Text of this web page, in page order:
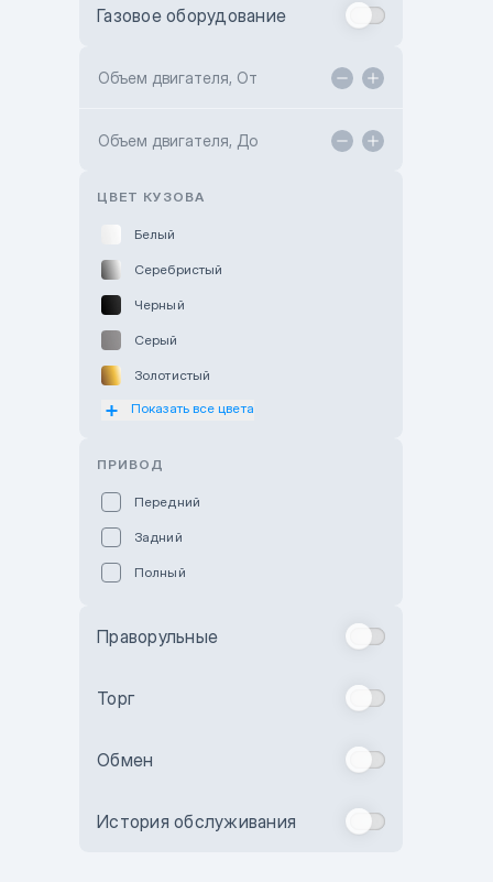
Toyota Kokshetau
Hyundai ShymCity
Газовое оборудование
Объем двигателя, От
Объем двигателя, До
ЦВЕТ КУЗОВА
Белый
Серебристый
Черный
Серый
Золотистый
Оранжевый
Бежевый
Комбинированный
Показать все цвета
ПРИВОД
Передний
Задний
Полный
Праворульные
Торг
Обмен
История обслуживания